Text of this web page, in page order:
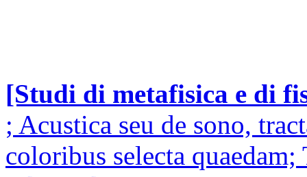
[Studi di metafisica e di
; Acustica seu de sono,
coloribus selecta